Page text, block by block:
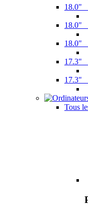
18.0"
18.0"
18.0"
17.3"
17.3"
Tous